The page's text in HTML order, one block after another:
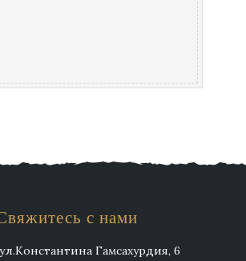
с нами
Гамсахурдия, 6